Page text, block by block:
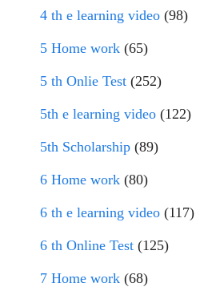
4 th e learning video (98)
5 Home work (65)
5 th Onlie Test (252)
5th e learning video (122)
5th Scholarship (89)
6 Home work (80)
6 th e learning video (117)
6 th Online Test (125)
7 Home work (68)